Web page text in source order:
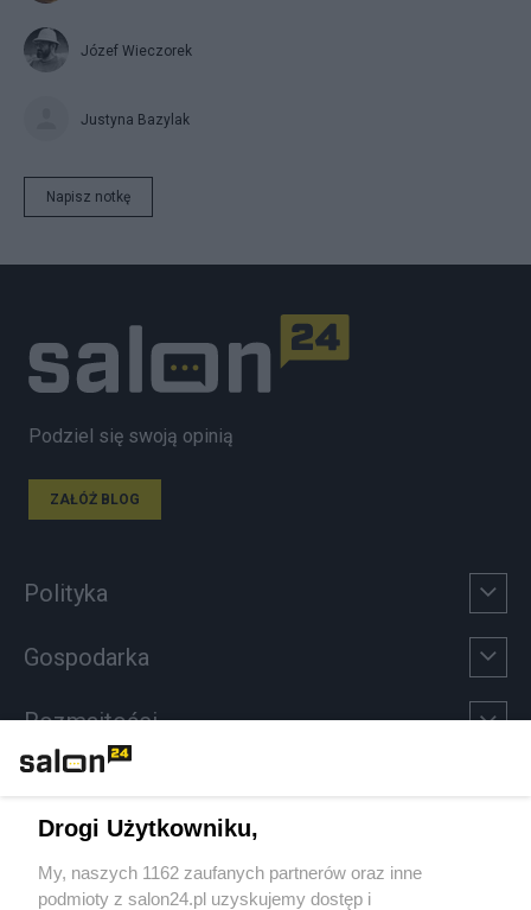
Józef Wieczorek
Justyna Bazylak
Napisz notkę
Podziel się swoją opinią
ZAŁÓŻ BLOG
Polityka
Gospodarka
Rozmaitości
Sport
Drogi Użytkowniku,
My, naszych 1162 zaufanych partnerów oraz inne
podmioty z salon24.pl uzyskujemy dostęp i